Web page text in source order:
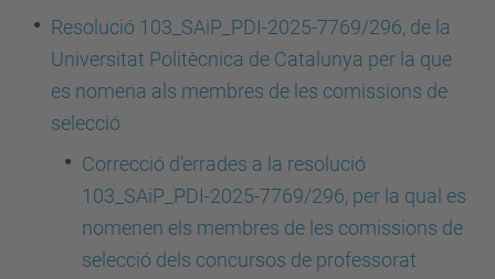
Resolució 103_SAiP_PDI-2025-7769/296, de la
Universitat Politècnica de Catalunya per la que
es nomena als membres de les comissions de
selecció
Correcció d’errades a la resolució
103_SAiP_PDI-2025-7769/296, per la qual es
nomenen els membres de les comissions de
selecció dels concursos de professorat